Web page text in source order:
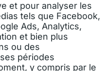
et pour analyser les
tels que Facebook,
Ads, Analytics,
et bien plus
ou des
périodes
y compris par le